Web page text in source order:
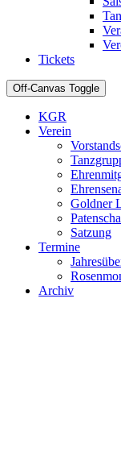
Tickets
Off-Canvas Toggle
KGR
Verein
Goldner
Satzung
Termine
Archiv